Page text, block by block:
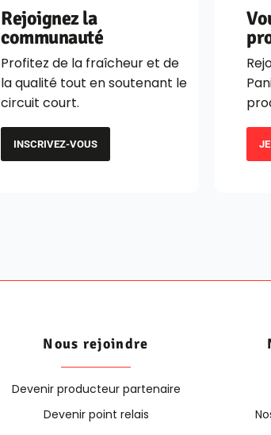
Rejoignez la
communauté
Profitez de la fraîcheur et de
la qualité tout en soutenant le
circuit court.
INSCRIVEZ-VOUS
Nous rejoindre
Devenir producteur partenaire
Devenir point relais